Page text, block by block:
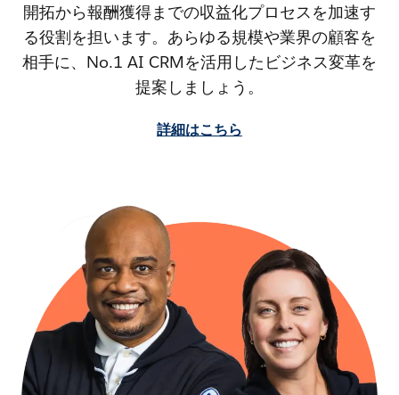
開拓から報酬獲得までの収益化プロセスを加速す
る役割を担います。あらゆる規模や業界の顧客を
相手に、No.1 AI CRMを活用したビジネス変革を
提案しましょう。
詳細はこちら